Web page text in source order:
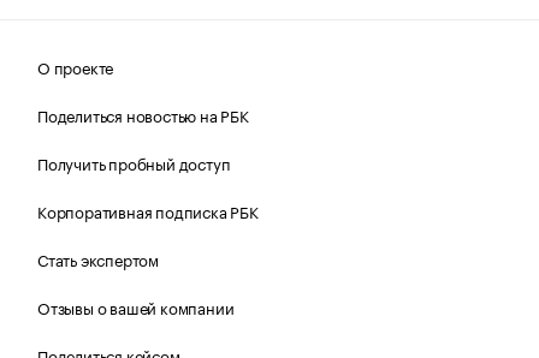
О проекте
Поделиться новостью на РБК
Получить пробный доступ
Корпоративная подписка РБК
Стать экспертом
Отзывы о вашей компании